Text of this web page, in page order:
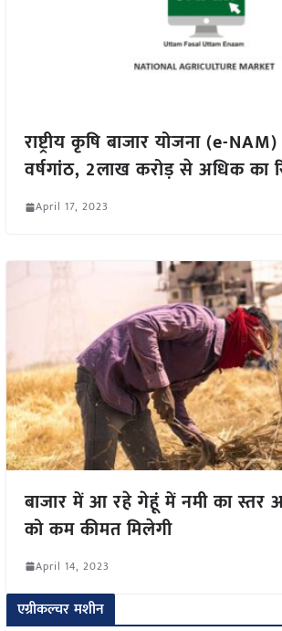
राष्ट्रीय कृषि बाजार योजना (e-
वर्षगांठ, 2लाख करोड़ से अधिक का
April 17, 2023
बाजार में आ रहे गेहूं में नमी का स्तर
को कम कीमत मिलेगी
April 14, 2023
एग्रीकल्चर मशीन